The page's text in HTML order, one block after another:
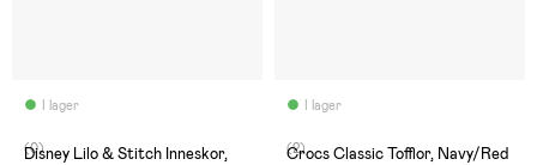
I lager
(0)
Disney Lilo & Stitch Inneskor,
I lager
(2)
Crocs Classic Tofflor, Navy/Red